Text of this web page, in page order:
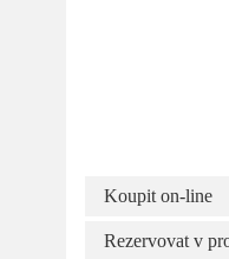
Koupit on-line
Rezervovat v